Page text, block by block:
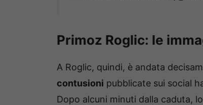
Primoz Roglic: le
A Roglic, quindi, è andata
contusioni pubblicate sui social
Dopo alcuni minuti dalla caduta,